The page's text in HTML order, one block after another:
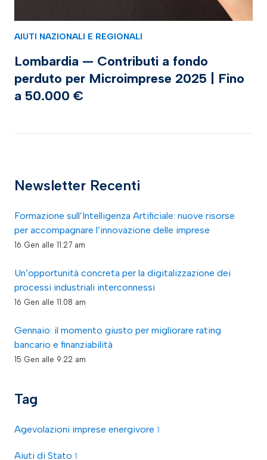
AIUTI NAZIONALI E REGIONALI
Lombardia — Contributi a fondo
perduto per Microimprese 2025 | Fino
a 50.000 €
Newsletter Recenti
Formazione sull’Intelligenza Artificiale: nuove risorse
per accompagnare l’innovazione delle imprese
16 Gen alle 11:27 am
Un’opportunità concreta per la digitalizzazione dei
processi industriali interconnessi
16 Gen alle 11:08 am
Gennaio: il momento giusto per migliorare rating
bancario e finanziabilità
15 Gen alle 9:22 am
Tag
Agevolazioni imprese energivore 1
Aiuti di Stato 1